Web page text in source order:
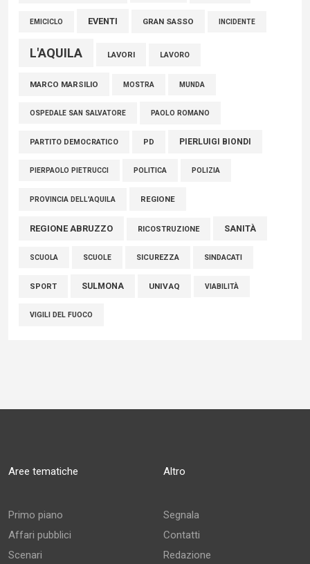
EMICICLO EVENTI GRAN SASSO INCIDENTE
L'AQUILA LAVORI LAVORO
MARCO MARSILIO MOSTRA MUNDA
OSPEDALE SAN SALVATORE PAOLO ROMANO
PARTITO DEMOCRATICO PD PIERLUIGI BIONDI
PIERPAOLO PIETRUCCI POLITICA POLIZIA
PROVINCIA DELL'AQUILA REGIONE
REGIONE ABRUZZO RICOSTRUZIONE SANITÀ
SCUOLA SCUOLE SICUREZZA SINDACATI
SPORT SULMONA UNIVAQ VIABILITÀ
VIGILI DEL FUOCO
Aree tematiche
Primo piano
Affari pubblici
Scenari
Altro
Segnala
Contatti
Redazione